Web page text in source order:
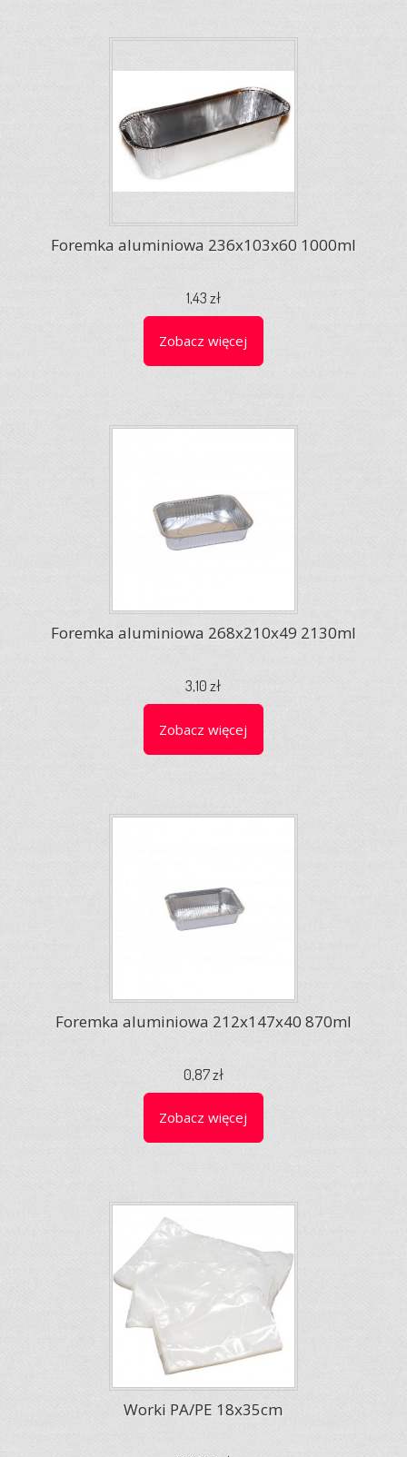
Foremka aluminiowa 236x103x60 1000ml
1,43 zł
Zobacz więcej
Foremka aluminiowa 268x210x49 2130ml
3,10 zł
Zobacz więcej
Foremka aluminiowa 212x147x40 870ml
0,87 zł
Zobacz więcej
Worki PA/PE 18x35cm